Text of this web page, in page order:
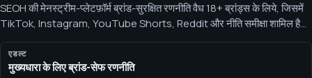
SEOH की मेनस्ट्रीम-प्लेटफ़ॉर्म ब्रांड-सुरक्षित रणनीति वैध 18+ ब्रांड्स के लिये, जिसमें
TikTok, Instagram, YouTube Shorts, Reddit और नीति समीक्षा शामिल है।
SEOH मेनस्ट्रीम प्लेटफ़ॉर्म्स पर एड्ल्ट-इंडस्ट्री ऑपरेटरों के लिये गैर-उत्तेजक, सहमति-
संबंधी और नीति-सचेत प्रचार मार्गों की समीक्षा करता है—यह अनुमति दे कर नियमों को
बायपास करने का संकेत नहीं देता।
एडल्ट
मुख्यधारा के लिए ब्रांड-सेफ रणनीति